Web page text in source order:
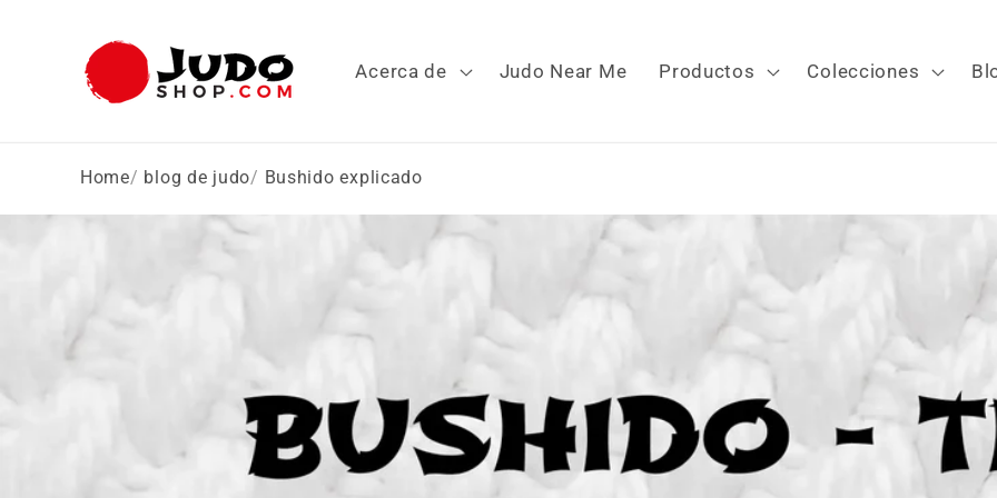
al contenido
Acerca de Judo Near Me Productos Colecciones
Home blog de judo Bushido explicado